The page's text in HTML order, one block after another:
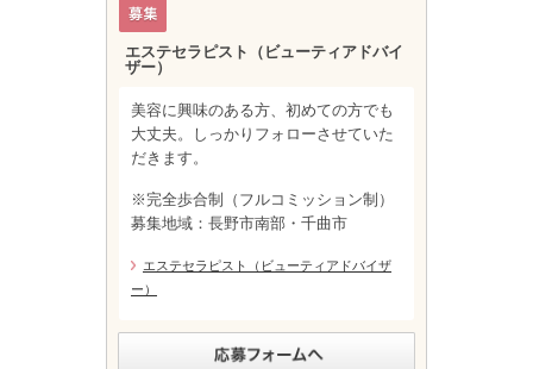
エステセラピスト（ビューティアドバイ
ザー）
美容に興味のある方、初めての方でも
大丈夫。しっかりフォローさせていた
だきます。
※完全歩合制（フルコミッション制）
募集地域：長野市南部・千曲市
エステセラピスト（ビューティアドバイザ
ー）